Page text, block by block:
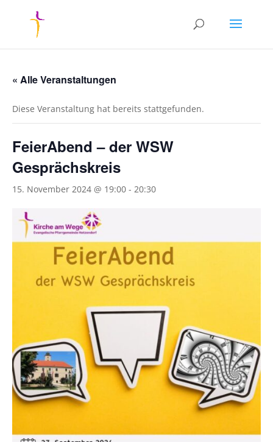
« Alle Veranstaltungen
Diese Veranstaltung hat bereits stattgefunden.
FeierAbend – der WSW
Gesprächskreis
15. November 2024 @ 19:00 - 20:30